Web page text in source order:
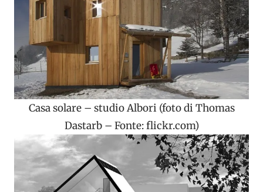
Casa solare – studio Albori (foto di Thomas
Dastarb – Fonte: flickr.com)